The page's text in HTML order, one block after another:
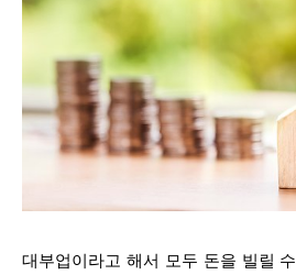
대부업이라고 해서 모두 돈을 빌릴